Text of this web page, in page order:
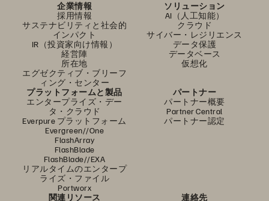
企業情報
採用情報
サステナビリティと社会的
インパクト
IR（投資家向け情報）
経営陣
所在地
エグゼクティブ・ブリーフ
ィング・センター
ソリューション
AI（人工知能）
クラウド
サイバー・レジリエンス
データ保護
データベース
仮想化
プラットフォームと製品
エンタープライズ・デー
タ・クラウド
Everpure プラットフォーム
Evergreen//One
FlashArray
FlashBlade
FlashBlade//EXA
リアルタイムのエンタープ
ライズ・ファイル
Portworx
パートナー
パートナー概要
Partner Central
パートナー認定
関連リソース
連絡先